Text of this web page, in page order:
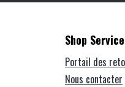
Shop Service
Portail des
Nous contacter